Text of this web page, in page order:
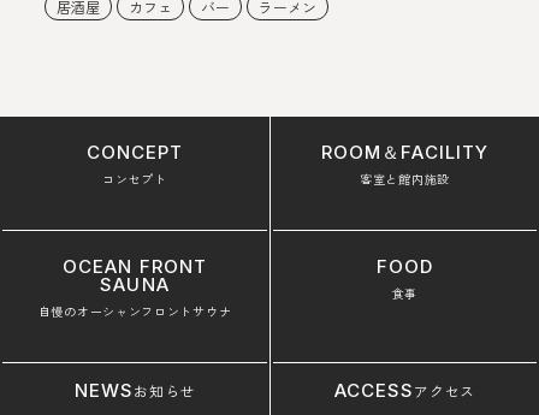
居酒屋
カフェ バー ラーメン
CONCEPT
コンセプト
ROOM＆FACILITY
客室と館内施設
OCEAN FRONT
SAUNA
自慢のオーシャンフロントサウナ
FOOD
食事
ACCESSアクセス
NEWSお知らせ